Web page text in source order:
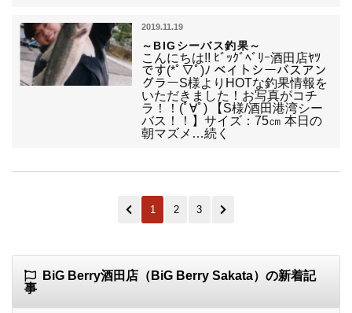
2019.11.19
～BIGシーバス釣果～
こんにちは!! ﾋﾞｯｸﾞﾍﾞﾘｰ酒田店ﾔﾂ
です(*ﾟ▽ﾟ)ﾉ ベイトシーバスアン
グラーS様よりHOTな釣果情報を
いただきました！お写真がコチ
ラ！！(ﾟ∀ﾟ) 【S様/酒田港湾シー
バス！！】サイズ：75㎝ 本日の
朝マズメ…続く
1 2 3
BiG Berry酒田店（BiG Berry Sakata）の新着記
事